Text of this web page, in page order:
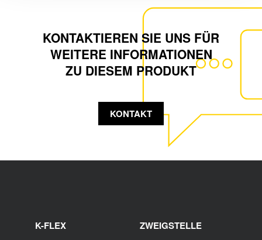
KONTAKTIEREN SIE UNS FÜR
WEITERE INFORMATIONEN
ZU DIESEM PRODUKT
KONTAKT
K-FLEX
ZWEIGSTELLE